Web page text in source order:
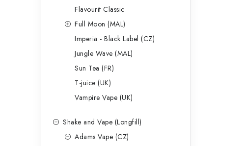
Flavourit Classic
Full Moon (MAL)
Imperia - Black Label (CZ)
Jungle Wave (MAL)
Sun Tea (FR)
T-juice (UK)
Vampire Vape (UK)
Shake and Vape (Longfill)
Adams Vape (CZ)